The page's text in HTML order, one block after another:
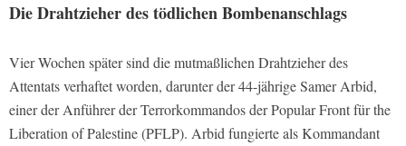
Die Drahtzieher des tödlichen Bombenanschlags
Vier Wochen später sind die mutmaßlichen Drahtzieher des
Attentats verhaftet worden, darunter der 44-jährige Samer Arbid,
einer der Anführer der Terrorkommandos der Popular Front für the
Liberation of Palestine (PFLP). Arbid fungierte als Kommandant